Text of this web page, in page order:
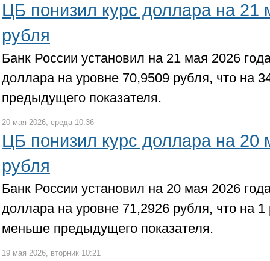
ЦБ понизил курс доллара на 21
рубля
Банк России установил на 21 мая 2026
доллара на уровне 70,9509 рубля, что на
предыдущего показателя.
20 мая 2026, среда 10:36
ЦБ понизил курс доллара на 20
рубля
Банк России установил на 20 мая 2026
доллара на уровне 71,2926 рубля, что на 1
меньше предыдущего показателя.
19 мая 2026, вторник 10:21